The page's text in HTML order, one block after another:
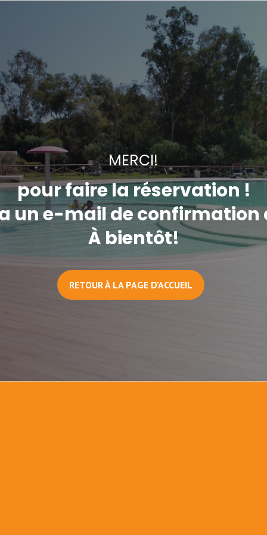
pour faire la réservation !
un e-mail de confirmation
À bientôt!
MERCI!
RETOUR À LA PAGE D'ACCUEIL